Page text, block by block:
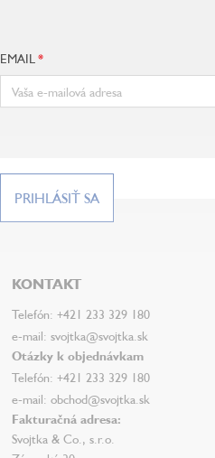
EMAIL
PRIHLÁSIŤ SA
KONTAKT
Telefón: +421 233 329 180
e-mail: svojtka@svojtka.sk
Otázky k objednávkam
Telefón: +421 233 329 180
e-mail: obchod@svojtka.sk
Fakturačná adresa:
Svojtka & Co., s.r.o.